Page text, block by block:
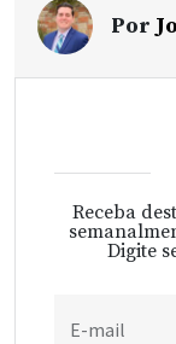
Por
Receba
Digite
E-mail